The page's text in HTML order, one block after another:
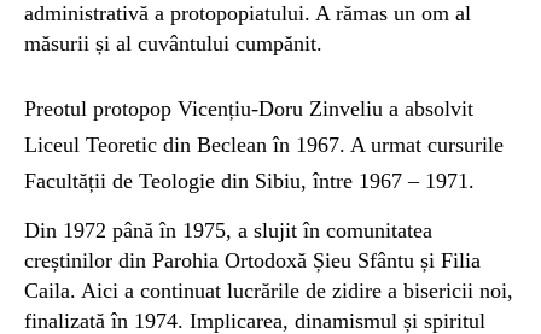
administrativă a protopopiatului. A rămas un om al
măsurii și al cuvântului cumpănit.
Preotul protopop Vicențiu-Doru Zinveliu a absolvit
Liceul Teoretic din Beclean în 1967. A urmat cursurile
Facultății de Teologie din Sibiu, între 1967 – 1971.
Din 1972 până în 1975, a slujit în comunitatea
creștinilor din Parohia Ortodoxă Șieu Sfântu și Filia
Caila. Aici a continuat lucrările de zidire a bisericii noi,
finalizată în 1974. Implicarea, dinamismul și spiritul